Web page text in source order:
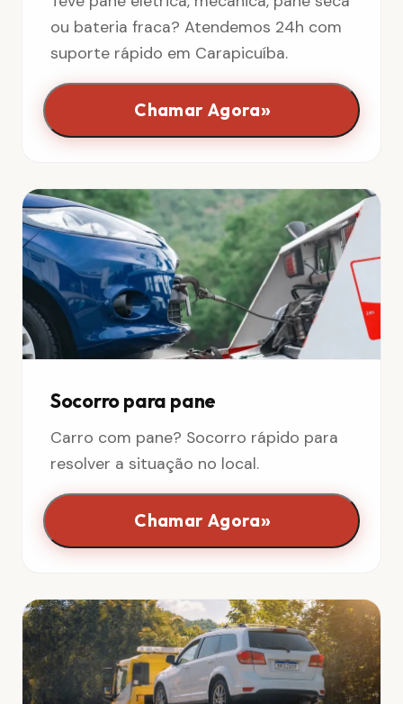
ou bateria fraca? Atendemos 24h com
suporte rápido em Carapicuíba.
Chamar Agora»
Socorro para pane
Carro com pane? Socorro rápido para
resolver a situação no local.
Chamar Agora»